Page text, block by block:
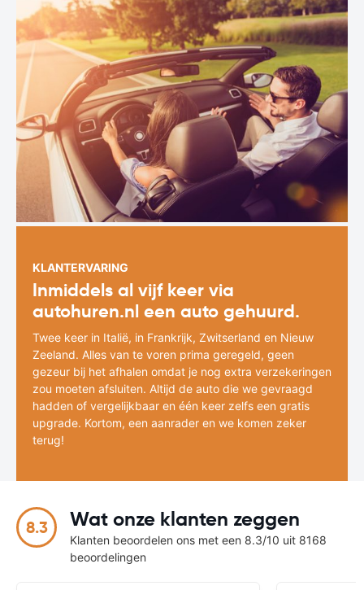
KLANTERVARING
Inmiddels al vijf keer via
autohuren.nl een auto gehuurd.
Twee keer in Italië, in Frankrijk, Zwitserland en Nieuw
Zeeland. Alles van te voren prima geregeld, geen
gezeur bij het afhalen omdat je nog extra verzekeringen
zou moeten afsluiten. Altijd de auto die we gevraagd
hadden of vergelijkbaar en één keer zelfs een gratis
upgrade. Kortom, een aanrader en we komen zeker
terug!
8.3 Wat onze klanten zeggen
Klanten beoordelen ons met een 8.3/10 uit 8168
beoordelingen